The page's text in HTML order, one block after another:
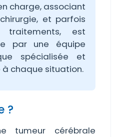
charge, associant
et parfois
traitements, est
par une équipe
spécialisée et
chaque situation.
?
tumeur cérébrale